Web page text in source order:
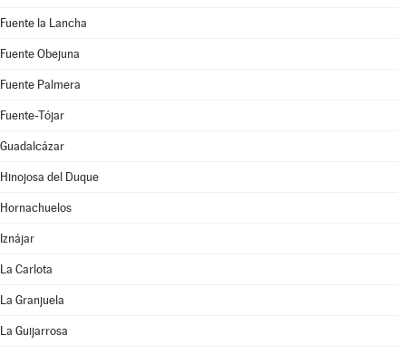
Fuente la Lancha
Fuente Obejuna
Fuente Palmera
Fuente-Tójar
Guadalcázar
Hinojosa del Duque
Hornachuelos
Iznájar
La Carlota
La Granjuela
La Guijarrosa